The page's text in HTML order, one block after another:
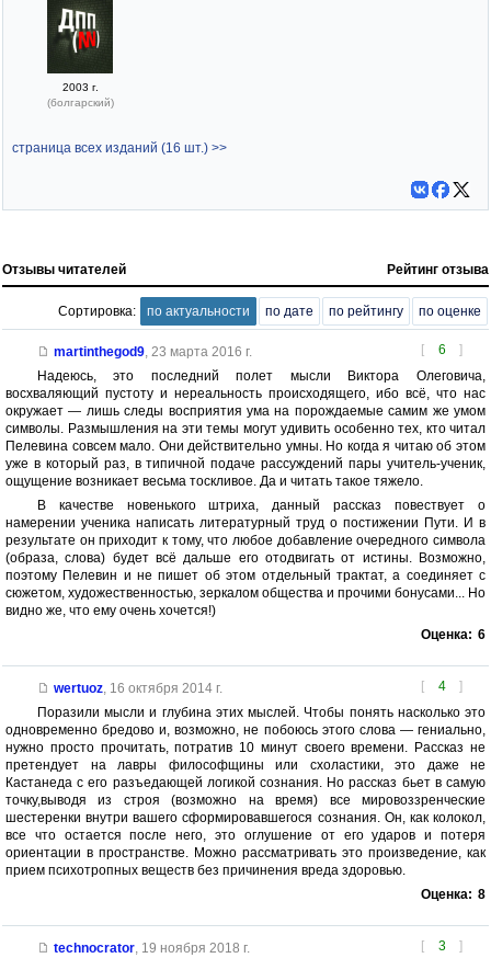
2003 г.
(болгарский)
страница всех изданий (16 шт.) >>
Отзывы читателей Рейтинг отзыва
Сортировка: по актуальности по дате по рейтингу по оценке
[ 6 ]
martinthegod9, 23 марта 2016 г.
Надеюсь, это последний полет мысли Виктора Олеговича,
восхваляющий пустоту и нереальность происходящего, ибо всё, что нас
окружает — лишь следы восприятия ума на порождаемые самим же умом
символы. Размышления на эти темы могут удивить особенно тех, кто читал
Пелевина совсем мало. Они действительно умны. Но когда я читаю об этом
уже в который раз, в типичной подаче рассуждений пары учитель-ученик,
ощущение возникает весьма тоскливое. Да и читать такое тяжело.
В качестве новенького штриха, данный рассказ повествует о
намерении ученика написать литературный труд о постижении Пути. И в
результате он приходит к тому, что любое добавление очередного символа
(образа, слова) будет всё дальше его отодвигать от истины. Возможно,
поэтому Пелевин и не пишет об этом отдельный трактат, а соединяет с
сюжетом, художественностью, зеркалом общества и прочими бонусами... Но
видно же, что ему очень хочется!)
Оценка: 6
[ 4 ]
wertuoz, 16 октября 2014 г.
Поразили мысли и глубина этих мыслей. Чтобы понять насколько это
одновременно бредово и, возможно, не побоюсь этого слова — гениально,
нужно просто прочитать, потратив 10 минут своего времени. Рассказ не
претендует на лавры философщины или схоластики, это даже не
Кастанеда с его разъедающей логикой сознания. Но рассказ бьет в самую
точку,выводя из строя (возможно на время) все мировоззренческие
шестеренки внутри вашего сформировавшегося сознания. Он, как колокол,
все что остается после него, это оглушение от его ударов и потеря
ориентации в пространстве. Можно рассматривать это произведение, как
прием психотропных веществ без причинения вреда здоровью.
Оценка: 8
[ 3 ]
technocrator, 19 ноября 2018 г.